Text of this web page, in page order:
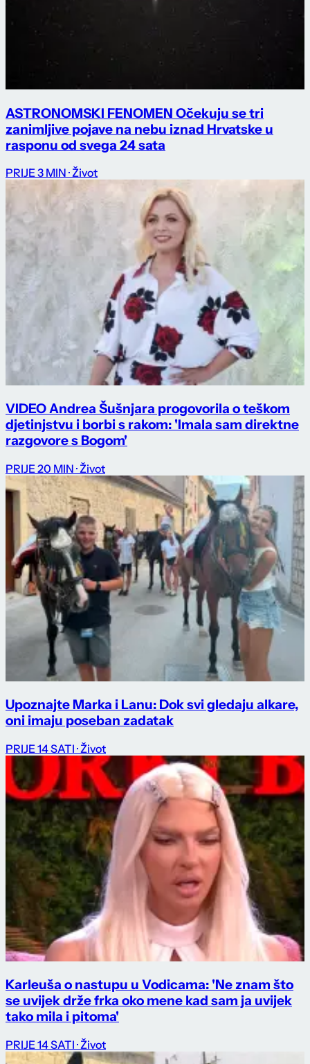
ASTRONOMSKI FENOMEN Očekuju se tri
zanimljive pojave na nebu iznad Hrvatske u
rasponu od svega 24 sata
PRIJE 3 MIN · Život
VIDEO Andrea Šušnjara progovorila o teškom
djetinjstvu i borbi s rakom: 'Imala sam direktne
razgovore s Bogom'
PRIJE 20 MIN · Život
Upoznajte Marka i Lanu: Dok svi gledaju alkare,
oni imaju poseban zadatak
PRIJE 14 SATI · Život
Karleuša o nastupu u Vodicama: 'Ne znam što
se uvijek drže frka oko mene kad sam ja uvijek
tako mila i pitoma'
PRIJE 14 SATI · Život